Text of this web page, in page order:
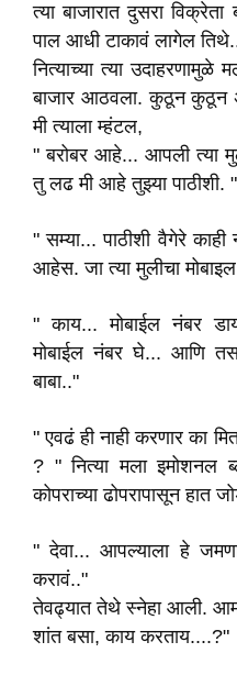
त्या बाजारात दुसरा
पाल आधी टाकावं लागेल
नित्याच्या त्या
बाजार आठवला. कुठून कुठून
मी त्याला म्हंटल,
" बरोबर आहे... आपली त्या
तु लढ मी आहे तुझ्या पाठीशी. "
" सम्या... पाठीशी वैगेरे
आहेस. जा त्या मुलीचा
" काय... मोबाईल नंबर
मोबाईल नंबर घे... आणि
बाबा.."
" एवढं ही नाही करणार का
? " नित्या मला इमोशनल
कोपराच्या ढोपरापासून हात
" देवा... आपल्याला हे
करावं.."
तेवढ्यात तेथे स्नेहा आली.
शांत बसा, काय करताय....?"